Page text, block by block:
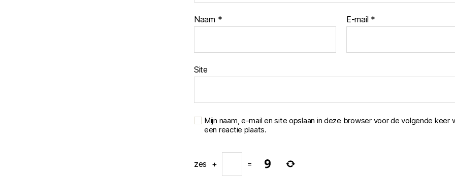
Naam * E-mail *
Site
Mijn naam, e-mail en site opslaan in deze browser voor de volgende keer
een reactie plaats.
zes + =